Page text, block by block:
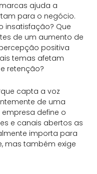
ajuda a
para o negócio.
insatisfação? Que
de um aumento de
positiva
temas afetam
retenção?
capta a voz
de uma
define o
e canais abertos as
importa para
mas também exige